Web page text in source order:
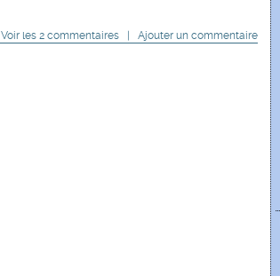
Voir les 2 commentaires Ajouter un commentaire